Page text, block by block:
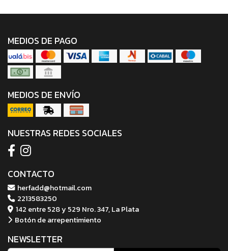
MEDIOS DE PAGO
MEDIOS DE ENVÍO
NUESTRAS REDES SOCIALES
CONTACTO
herfadd@hotmail.com
2213583250
142 entre 528 y 529 Nro. 347, La Plata
Botón de arrepentimiento
NEWSLETTER